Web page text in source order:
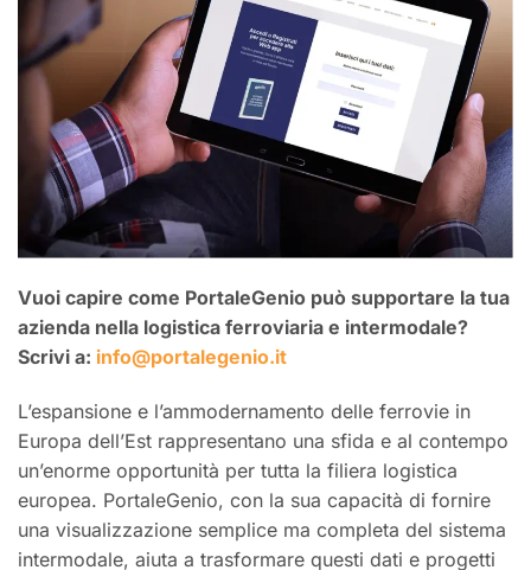
Vuoi capire come PortaleGenio può supportare la tua
azienda nella logistica ferroviaria e intermodale?
Scrivi a: info@portalegenio.it
L’espansione e l’ammodernamento delle ferrovie in
Europa dell’Est rappresentano una sfida e al contempo
un’enorme opportunità per tutta la filiera logistica
europea. PortaleGenio, con la sua capacità di fornire
una visualizzazione semplice ma completa del sistema
intermodale, aiuta a trasformare questi dati e progetti